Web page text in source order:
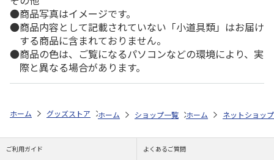
商品写真はイメージです。
商品内容として記載されていない「小道具類」はお届け
する商品に含まれておりません。
商品の色は、ご覧になるパソコンなどの環境により、実
際と異なる場合があります。
ホーム グッズストア スポーツ・スポーツ選手 NPB（日本野球機構）
ホーム ショップ一覧 レッツ 26SNOOPY
ホーム ネットショップ
ご利用ガイド よくあるご質問